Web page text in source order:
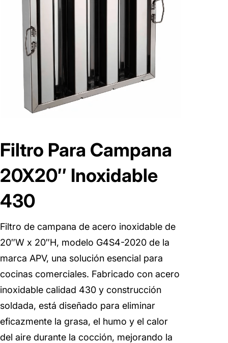
Filtro Para Campana
20X20″ Inoxidable
430
Filtro de campana de acero inoxidable de
20″W x 20″H, modelo G4S4-2020 de la
marca APV, una solución esencial para
cocinas comerciales. Fabricado con acero
inoxidable calidad 430 y construcción
soldada, está diseñado para eliminar
eficazmente la grasa, el humo y el calor
del aire durante la cocción, mejorando la